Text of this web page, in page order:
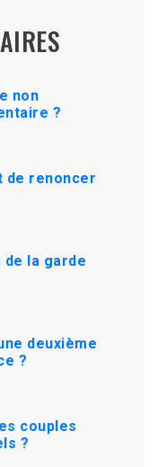
non
?
de renoncer
la garde
deuxième
?
couples
?